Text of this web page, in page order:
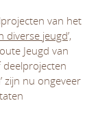
van het
diverse jeugd’,
Jeugd van
deelprojecten
zijn nu ongeveer